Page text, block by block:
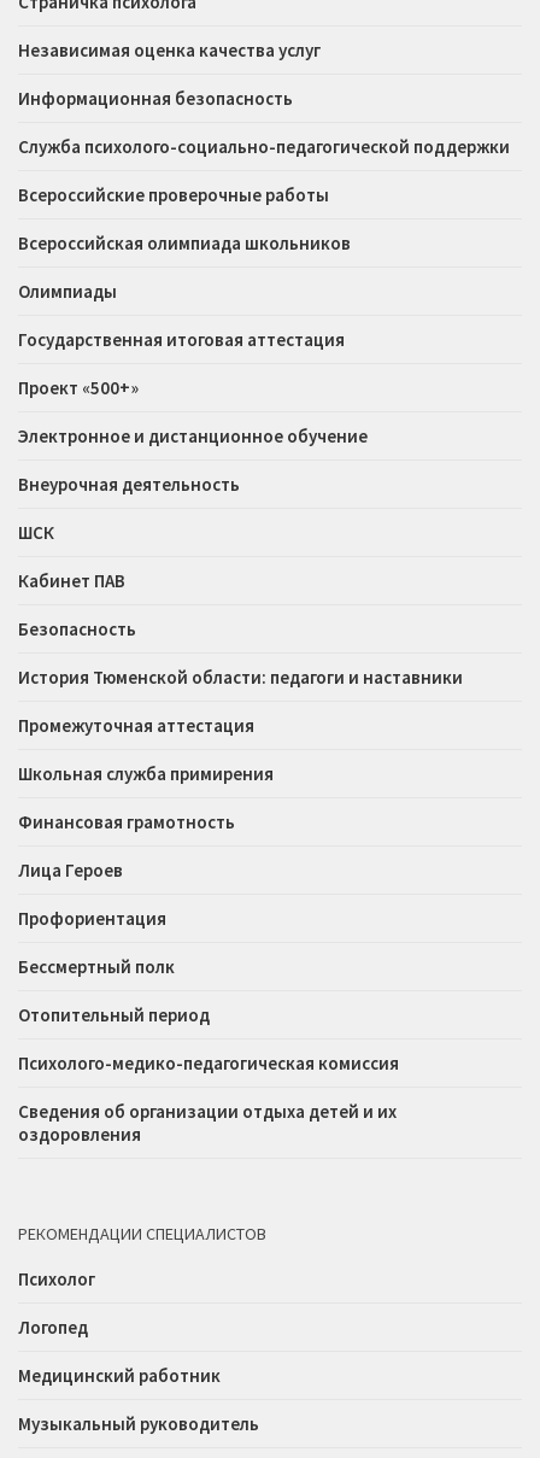
Независимая оценка качества услуг
Информационная безопасность
Служба психолого-социально-педагогической поддержки
Всероссийские проверочные работы
Всероссийская олимпиада школьников
Олимпиады
Государственная итоговая аттестация
Проект «500+»
Электронное и дистанционное обучение
Внеурочная деятельность
ШСК
Кабинет ПАВ
Безопасность
История Тюменской области: педагоги и наставники
Промежуточная аттестация
Школьная служба примирения
Финансовая грамотность
Лица Героев
Профориентация
Бессмертный полк
Отопительный период
Психолого-медико-педагогическая комиссия
Сведения об организации отдыха детей и их
оздоровления
РЕКОМЕНДАЦИИ СПЕЦИАЛИСТОВ
Психолог
Логопед
Медицинский работник
Музыкальный руководитель